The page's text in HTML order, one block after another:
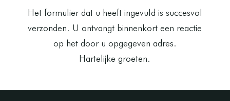
Het formulier dat u heeft ingevuld is succesvol
verzonden. U ontvangt binnenkort een reactie
op het door u opgegeven adres.
Hartelijke groeten.